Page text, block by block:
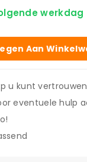
Aan
u kunt
eventuele hulp